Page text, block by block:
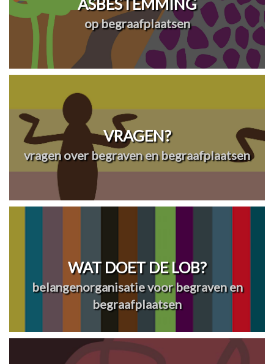
ASBESTEMMING
op begraafplaatsen
VRAGEN?
vragen over begraven en begraafplaatsen
WAT DOET DE LOB?
belangenorganisatie voor begraven en
begraafplaatsen